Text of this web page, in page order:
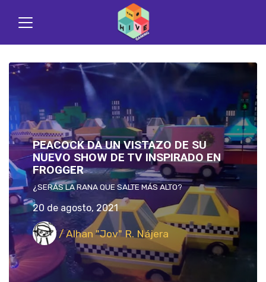
PEACOCK DA UN VISTAZO DE SU
NUEVO SHOW DE TV INSPIRADO EN
FROGGER
¿SERÁS LA RANA QUE SALTE MÁS ALTO?
20 de agosto, 2021
/ Alhan "Jov" R. Nájera